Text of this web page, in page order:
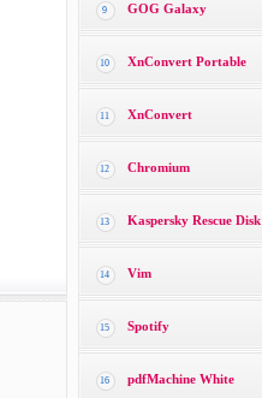
9 GOG Galaxy
10 XnConvert Portable
11 XnConvert
12 Chromium
13 Kaspersky Rescue Disk
14 Vim
15 Spotify
16 pdfMachine White